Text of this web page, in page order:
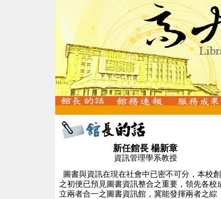
新任館長 楊新章
資訊管理學系教授
圖書與資訊在現在社會中已密不可分，本校
之初便已預見圖書資訊整合之重要，領先各校
立兩者合一之圖書資訊館，冀能發揮兩者之綜